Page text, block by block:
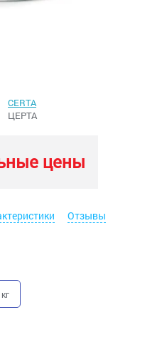
CERTA
ЦЕРТА
цены
Отзывы